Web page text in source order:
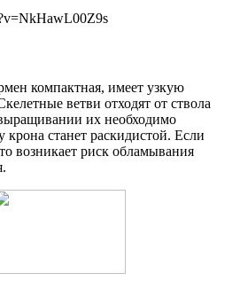
компактная, имеет узкую
ветви отходят от ствола
их необходимо
крона станет раскидистой. Если
возникает риск обламывания